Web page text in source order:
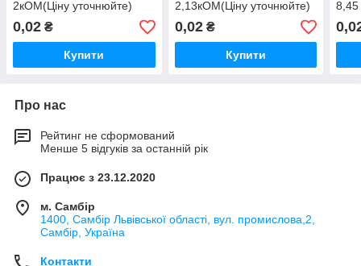
2кОМ(Ціну уточнюйте)
0,02 ₴
Купити
2,13кОМ(Ціну уточнюйте)
0,02₴
Купити
8,45
Про нас
Рейтинг не сформований
Менше 5 відгуків за останній рік
Працює з 23.12.2020
м. Самбір
1400, Самбір Львівської області, вул. промислова,2,
Самбір, Україна
Контакти